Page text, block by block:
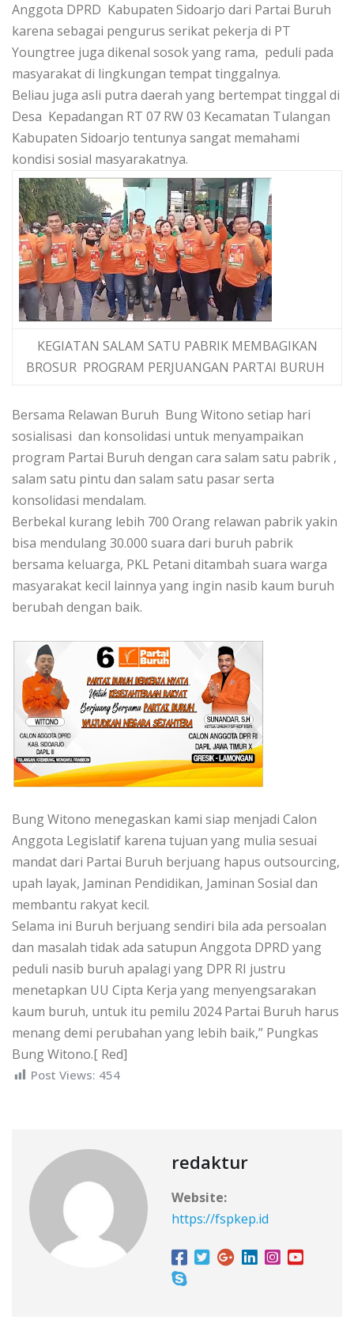
Anggota DPRD Kabupaten Sidoarjo dari Partai Buruh
karena sebagai pengurus serikat pekerja di PT
Youngtree juga dikenal sosok yang rama, peduli pada
masyarakat di lingkungan tempat tinggalnya.
Beliau juga asli putra daerah yang bertempat tinggal di
Desa Kepadangan RT 07 RW 03 Kecamatan Tulangan
Kabupaten Sidoarjo tentunya sangat memahami
kondisi sosial masyarakatnya.
KEGIATAN SALAM SATU PABRIK MEMBAGIKAN
BROSUR PROGRAM PERJUANGAN PARTAI BURUH
Bersama Relawan Buruh Bung Witono setiap hari
sosialisasi dan konsolidasi untuk menyampaikan
program Partai Buruh dengan cara salam satu pabrik ,
salam satu pintu dan salam satu pasar serta
konsolidasi mendalam.
Berbekal kurang lebih 700 Orang relawan pabrik yakin
bisa mendulang 30.000 suara dari buruh pabrik
bersama keluarga, PKL Petani ditambah suara warga
masyarakat kecil lainnya yang ingin nasib kaum buruh
berubah dengan baik.
Bung Witono menegaskan kami siap menjadi Calon
Anggota Legislatif karena tujuan yang mulia sesuai
mandat dari Partai Buruh berjuang hapus outsourcing,
upah layak, Jaminan Pendidikan, Jaminan Sosial dan
membantu rakyat kecil.
Selama ini Buruh berjuang sendiri bila ada persoalan
dan masalah tidak ada satupun Anggota DPRD yang
peduli nasib buruh apalagi yang DPR RI justru
menetapkan UU Cipta Kerja yang menyengsarakan
kaum buruh, untuk itu pemilu 2024 Partai Buruh harus
menang demi perubahan yang lebih baik,” Pungkas
Bung Witono.[ Red]
Post Views: 454
redaktur
Website:
https://fspkep.id